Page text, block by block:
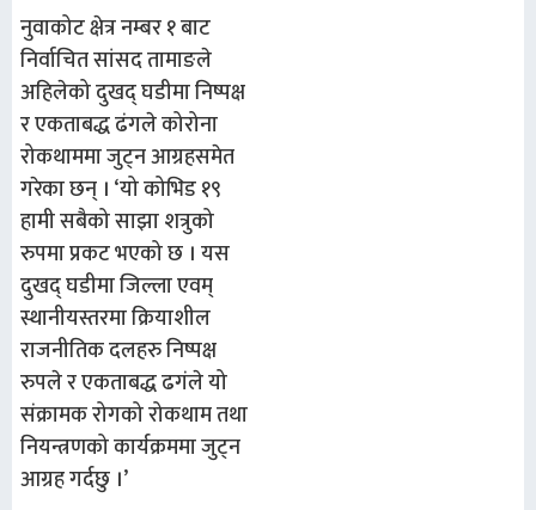
नुवाकोट क्षेत्र नम्बर १ बाट
निर्वाचित सांसद तामाङले
अहिलेको दुखद् घडीमा निष्पक्ष
र एकताबद्ध ढंगले कोरोना
रोकथाममा जुट्न आग्रहसमेत
गरेका छन् । ‘यो कोभिड १९
हामी सबैको साझा शत्रुको
रुपमा प्रकट भएको छ । यस
दुखद् घडीमा जिल्ला एवम्
स्थानीयस्तरमा क्रियाशील
राजनीतिक दलहरु निष्पक्ष
रुपले र एकताबद्ध ढगंले यो
संक्रामक रोगको रोकथाम तथा
नियन्त्रणको कार्यक्रममा जुट्न
आग्रह गर्दछु ।’